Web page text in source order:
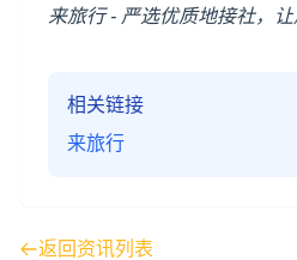
来旅行 - 严选优质地接社，
相关链接
来旅行
返回资讯列表